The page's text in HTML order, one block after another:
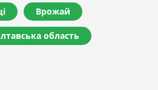
Врожай
область